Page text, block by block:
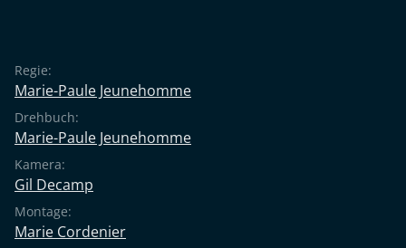
Regie:
Marie-Paule Jeunehomme
Drehbuch:
Marie-Paule Jeunehomme
Kamera:
Gil Decamp
Montage:
Marie Cordenier